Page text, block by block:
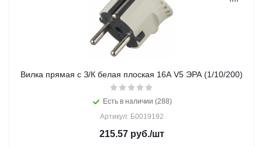
Вилка прямая с З/К белая плоская 16А V5 ЭРА (1/10/200)
Есть в наличии (288)
Артикул: Б0019192
215.57руб./шт